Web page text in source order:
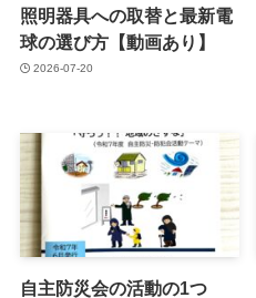
照明器具への取替と最新電
球の選び方【動画あり】
2026-07-20
自主防災会の活動の1つ